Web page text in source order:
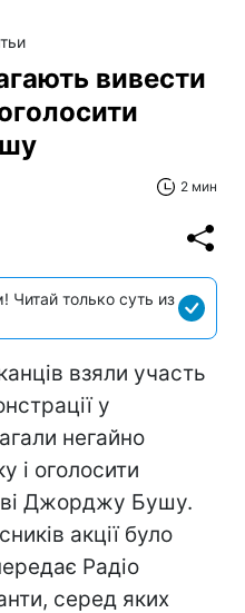
вивести
2 мин
только суть из
взяли участь
у
негайно
і оголосити
Джорджу Бушу.
акції було
Радіо
серед яких